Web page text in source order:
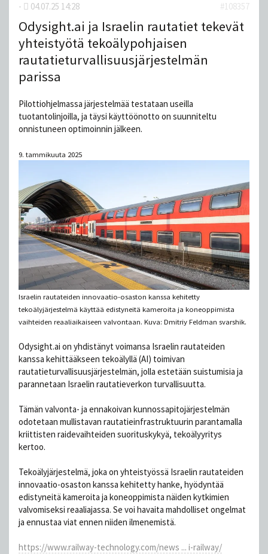
- 04.07.25 14:28 #108357
Odysight.ai ja Israelin rautatiet tekevät
yhteistyötä tekoälypohjaisen
rautatieturvallisuusjärjestelmän
parissa
Pilottiohjelmassa järjestelmää testataan useilla
tuotantolinjoilla, ja täysi käyttöönotto on suunniteltu
onnistuneen optimoinnin jälkeen.
9. tammikuuta 2025
Israelin rautateiden innovaatio-osaston kanssa kehitetty
tekoälyjärjestelmä käyttää edistyneitä kameroita ja koneoppimista
vaihteiden reaaliaikaiseen valvontaan. Kuva: Dmitriy Feldman svarshik.
Odysight.ai on yhdistänyt voimansa Israelin rautateiden
kanssa kehittääkseen tekoälyllä (AI) toimivan
rautatieturvallisuusjärjestelmän, jolla estetään suistumisia ja
parannetaan Israelin rautatieverkon turvallisuutta.
Tämän valvonta- ja ennakoivan kunnossapitojärjestelmän
odotetaan mullistavan rautatieinfrastruktuurin parantamalla
kriittisten raidevaihteiden suorituskykyä, tekoälyyritys
kertoo.
Tekoälyjärjestelmä, joka on yhteistyössä Israelin rautateiden
innovaatio-osaston kanssa kehitetty hanke, hyödyntää
edistyneitä kameroita ja koneoppimista näiden kytkimien
valvomiseksi reaaliajassa. Se voi havaita mahdolliset ongelmat
ja ennustaa viat ennen niiden ilmenemistä.
https://www.railway-technology.com/news ... i-railway/